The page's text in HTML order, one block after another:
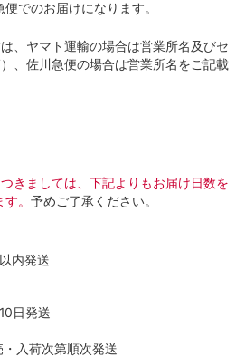
でのお届けになります。
、ヤマト運輸の場合は営業所名及びセ
、佐川急便の場合は営業所名をご記載
きましては、下記よりもお届け日数を
。 予めご了承ください。
内発送
日発送
入荷次第順次発送